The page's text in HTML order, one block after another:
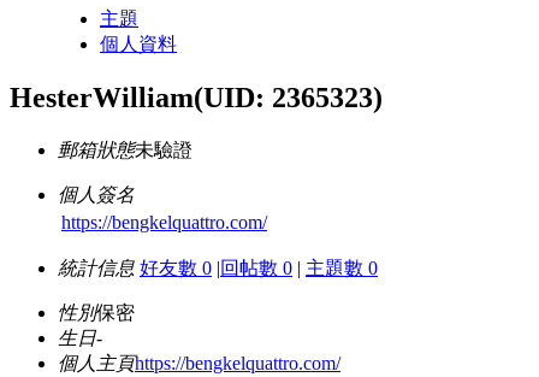
主題
個人資料
HesterWilliam(UID: 2365323)
郵箱狀態未驗證
個人簽名
https://bengkelquattro.com/
統計信息 好友數 0 |回帖數 0 | 主題數 0
性別保密
生日-
個人主頁https://bengkelquattro.com/